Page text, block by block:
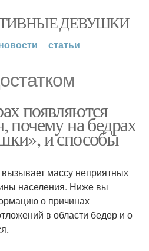
ДЕВУШКИ
статьи
появляются
на бедрах
и способы
массу неприятных
населения. Ниже вы
о причинах
в области бедер и о